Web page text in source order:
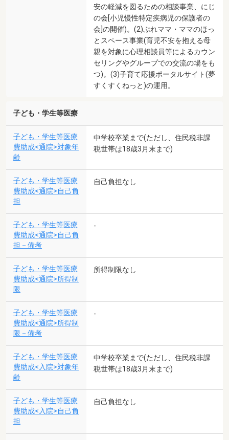
安の軽減を図るための相談事業、にじ
の会[小児慢性特定疾病児の保護者の
会]の開催)。(2)ぷれママ・ママのほっ
とスペース事業(育児不安を抱える母
親を対象に心理相談員等によるカウン
セリングやグループでの交流の場をも
つ)。(3)子育て応援ポータルサイト(夢
すくすくねっと)の運用。
子ども・学生等医療
子ども・学生等医療
費助成<通院>対象年
齢
中学校卒業まで(ただし、住民税非課
税世帯は18歳3月末まで)
子ども・学生等医療
費助成<通院>自己負
担
自己負担なし
子ども・学生等医療
費助成<通院>自己負
担－備考
-
子ども・学生等医療
費助成<通院>所得制
限
所得制限なし
子ども・学生等医療
費助成<通院>所得制
限－備考
-
子ども・学生等医療
費助成<入院>対象年
齢
中学校卒業まで(ただし、住民税非課
税世帯は18歳3月末まで)
子ども・学生等医療
費助成<入院>自己負
担
自己負担なし